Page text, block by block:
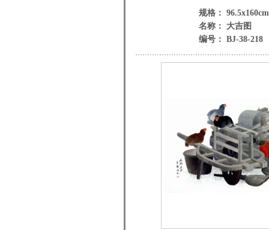
规格： 96.5x160cm
名称： 大吉图
编号： BJ-38-218